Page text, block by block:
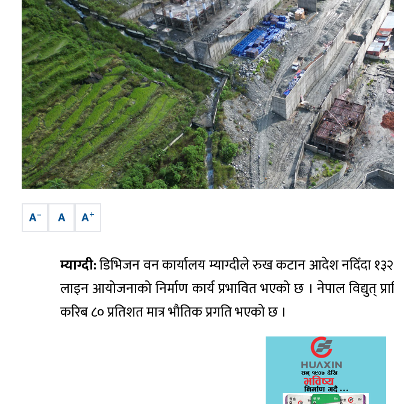
A– A A+
म्याग्दी:डिभिजन वन कार्यालय म्याग्दीले रुख कटान आदेश नदिँदा
लाइन आयोजनाको निर्माण कार्य प्रभावित भएको छ । नेपाल विद्युत्
करिब ८० प्रतिशत मात्र भौतिक प्रगति भएको छ ।